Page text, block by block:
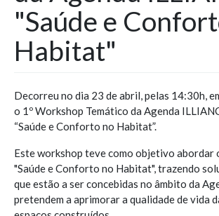
"Saúde e
Habitat"
Decorreu no dia 23 de abril, pelas 14:30h,
o 1º Workshop Temático da Agenda
“Saúde e Conforto no Habitat”.
Este workshop teve como objetivo abordar
"Saúde e Conforto no Habitat", trazendo
que estão a ser concebidas no âmbito da
pretendem a aprimorar a qualidade de vida